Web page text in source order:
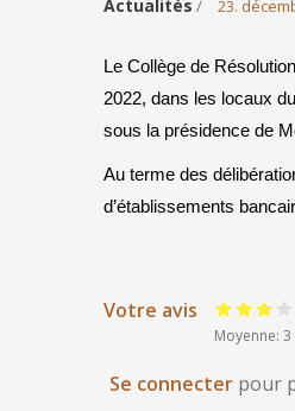
Actualités / 23.
Le Collège de
2022, dans les locaux
sous la présidence de
Au terme des
d’établissements
Votre avis
Moyenne: 3
Se connecter pour